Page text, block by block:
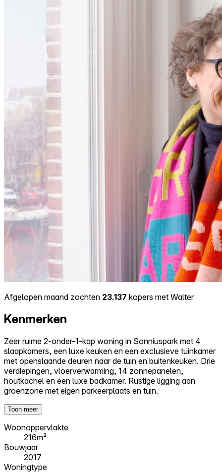
Afgelopen maand zochten 23.137 kopers met Walter
Kenmerken
Zeer ruime 2-onder-1-kap woning in Sonniuspark met 4
slaapkamers, een luxe keuken en een exclusieve tuinkamer
met openslaande deuren naar de tuin en buitenkeuken. Drie
verdiepingen, vloerverwarming, 14 zonnepanelen,
houtkachel en een luxe badkamer. Rustige ligging aan
groenzone met eigen parkeerplaats en tuin.
Toon meer
Woonoppervlakte
216m²
Bouwjaar
2017
Woningtype